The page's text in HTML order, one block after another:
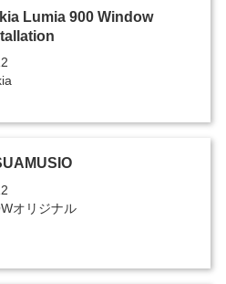
Lumia 900 Window
オリジナル